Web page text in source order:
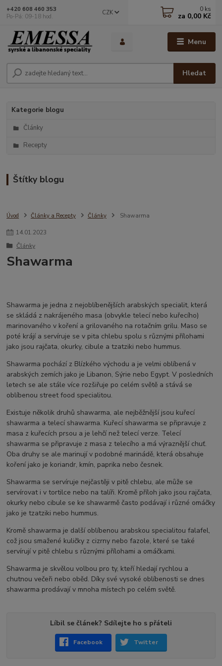
Menu
CZK
Hledat
+420 608 460 353
Po-Pá: 09-18 hod.
0 ks
za 0,00 Kč
Kategorie blogu
Články
Recepty
Štítky blogu
Úvod Články a Recepty Články Shawarma
14.01.2023
Články
Shawarma
Shawarma je jedna z nejoblíbenějších arabských specialit, která
se skládá z nakrájeného masa (obvykle telecí nebo kuřecího)
marinovaného v koření a grilovaného na rotačním grilu. Maso se
poté krájí a servíruje se v pita chlebu spolu s různými přílohami
jako jsou rajčata, okurky, cibule a tzatziki nebo hummus.
Shawarma pochází z Blízkého východu a je velmi oblíbená v
arabských zemích jako je Libanon, Sýrie nebo Egypt. V posledních
letech se ale stále více rozšiřuje po celém světě a stává se
oblíbenou street food specialitou.
Existuje několik druhů shawarma, ale nejběžnější jsou kuřecí
shawarma a telecí shawarma. Kuřecí shawarma se připravuje z
masa z kuřecích prsou a je lehčí než telecí verze. Telecí
shawarma se připravuje z masa z telecího a má výraznější chuť.
Oba druhy se ale marinují v podobné marinádě, která obsahuje
koření jako je koriandr, kmín, paprika nebo česnek.
Shawarma se servíruje nejčastěji v pitě chlebu, ale může se
servírovat i v tortilce nebo na talíři. Kromě příloh jako jsou rajčata,
okurky nebo cibule se ke shawarmě často podávají i různé omáčky
jako je tzatziki nebo hummus.
Kromě shawarma je další oblíbenou arabskou specialitou falafel,
což jsou smažené kuličky z cizrny nebo fazole, které se také
servírují v pitě chlebu s různými přílohami a omáčkami.
Shawarma je skvělou volbou pro ty, kteří hledají rychlou a
chutnou večeři nebo oběd. Díky své vysoké oblíbenosti se dnes
shawarma prodávají v mnoha místech po celém světě.
Líbil se článek? Sdílejte ho s přáteli
Facebook Twitter